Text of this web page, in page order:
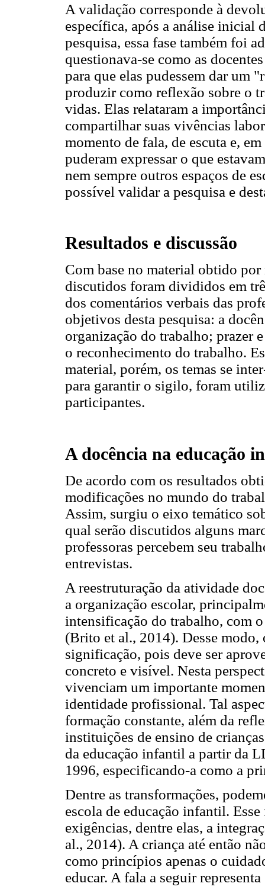
A validação corresponde à
específica, após a análise inicial
pesquisa, essa fase também foi
questionava-se como as
para que elas pudessem dar um
produzir como reflexão sobre o
vidas. Elas relataram a
compartilhar suas vivências
momento de fala, de escuta e,
puderam expressar o que
nem sempre outros espaços de
possível validar a pesquisa e
Resultados e discussão
Com base no material obtido por
discutidos foram divididos em
dos comentários verbais das
objetivos desta pesquisa: a
organização do trabalho; prazer
o reconhecimento do trabalho.
material, porém, os temas se
para garantir o sigilo, foram
participantes.
A docência na educação
De acordo com os resultados
modificações no mundo do
Assim, surgiu o eixo temático
qual serão discutidos alguns
professoras percebem seu
entrevistas.
A reestruturação da atividade
a organização escolar,
intensificação do trabalho, com
(Brito et al., 2014). Desse
significação, pois deve ser
concreto e visível. Nesta
vivenciam um importante
identidade profissional. Tal
formação constante, além da
instituições de ensino de
da educação infantil a partir da
1996, especificando-a como a
Dentre as transformações,
escola de educação infantil.
exigências, dentre elas, a
al., 2014). A criança até então
como princípios apenas o
educar. A fala a seguir